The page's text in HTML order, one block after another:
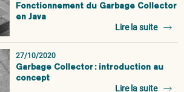
Fonctionnement du Garbage Collector
en Java
Lire la suite
27/10/2020
Garbage Collector : introduction au
concept
Lire la suite